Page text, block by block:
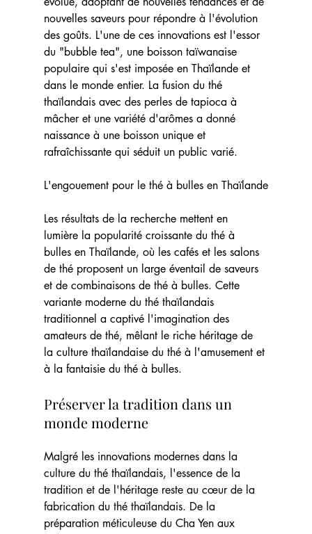
nouvelles saveurs pour répondre à l'évolution
des goûts. L'une de ces innovations est l'essor
du "bubble tea", une boisson taïwanaise
populaire qui s'est imposée en Thaïlande et
dans le monde entier. La fusion du thé
thaïlandais avec des perles de tapioca à
mâcher et une variété d'arômes a donné
naissance à une boisson unique et
rafraîchissante qui séduit un public varié.
L'engouement pour le thé à bulles en Thaïlande
Les résultats de la recherche mettent en
lumière la popularité croissante du thé à
bulles en Thaïlande, où les cafés et les salons
de thé proposent un large éventail de saveurs
et de combinaisons de thé à bulles. Cette
variante moderne du thé thaïlandais
traditionnel a captivé l'imagination des
amateurs de thé, mêlant le riche héritage de
la culture thaïlandaise du thé à l'amusement et
à la fantaisie du thé à bulles.
Préserver la tradition dans un
monde moderne
Malgré les innovations modernes dans la
culture du thé thaïlandais, l'essence de la
tradition et de l'héritage reste au cœur de la
fabrication du thé thaïlandais. De la
préparation méticuleuse du Cha Yen aux